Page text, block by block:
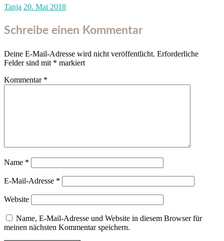
Tanja 20. Mai 2018
Schreibe einen Kommentar
Deine E-Mail-Adresse wird nicht veröffentlicht. Erforderliche
Felder sind mit * markiert
Kommentar *
Name *
E-Mail-Adresse *
Website
Name, E-Mail-Adresse und Website in diesem Browser für
meinen nächsten Kommentar speichern.